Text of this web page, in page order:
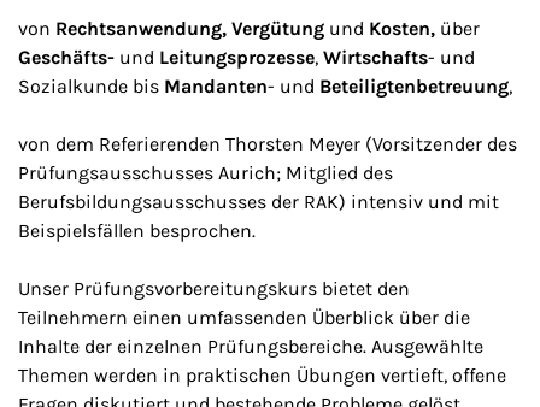
von Rechtsanwendung, Vergütung und Kosten, über
Geschäfts- und Leitungsprozesse, Wirtschafts- und
Sozialkunde bis Mandanten- und Beteiligtenbetreuung,
von dem Referierenden Thorsten Meyer (Vorsitzender des
Prüfungsausschusses Aurich; Mitglied des
Berufsbildungsausschusses der RAK) intensiv und mit
Beispielsfällen besprochen.
Unser Prüfungsvorbereitungskurs bietet den
Teilnehmern einen umfassenden Überblick über die
Inhalte der einzelnen Prüfungsbereiche. Ausgewählte
Themen werden in praktischen Übungen vertieft, offene